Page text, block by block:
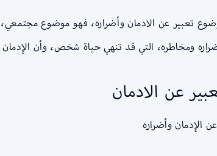
تعبير عن الادمان وأضراره، فهو موضوع
ومخاطره، التي قد تنهي حياة شخص، وأن
عن الادمان
الإدمان وأضراره